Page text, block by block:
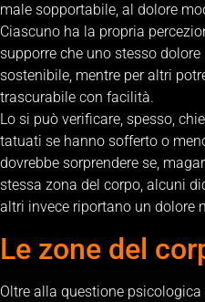
male sopportabile, al dolore
Ciascuno ha la propria
supporre che uno stesso
sostenibile, mentre per altri
trascurabile con facilità.
Lo si può verificare, spesso,
tatuati se hanno sofferto o
dovrebbe sorprendere se,
stessa zona del corpo, alcuni
altri invece riportano un dolore
Le zone del
Oltre alla questione